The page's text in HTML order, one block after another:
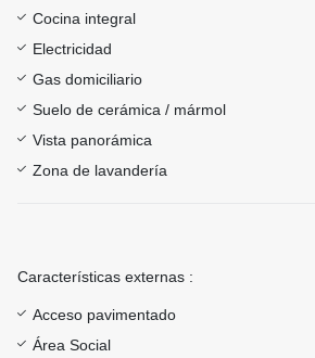
Cocina integral
Electricidad
Gas domiciliario
Suelo de cerámica / mármol
Vista panorámica
Zona de lavandería
Características externas :
Acceso pavimentado
Área Social